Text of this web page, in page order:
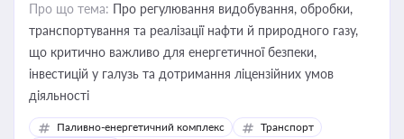
Про що тема: Про регулювання видобування, обробки,
транспортування та реалізації нафти й природного газу,
що критично важливо для енергетичної безпеки,
інвестицій у галузь та дотримання ліцензійних умов
діяльності
Паливно-енергетичний комплекс
Транспорт